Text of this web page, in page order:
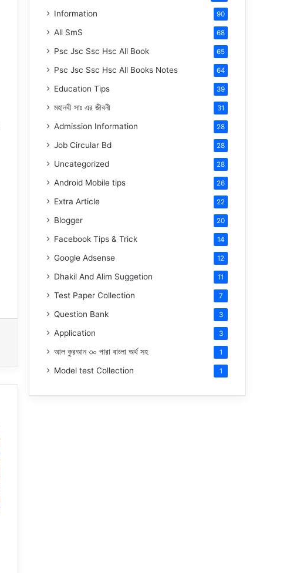
Information 90
All SmS 68
Psc Jsc Ssc Hsc All Book 65
Psc Jsc Ssc Hsc All Books Notes 64
Education Tips 39
মহানবীসাঃ এর জীবনী 31
Admission Information 28
Job Circular Bd 28
Uncategorized 28
Android Mobile tips 26
Extra Article 22
Blogger 20
Facebook Tips & Trick 14
Google Adsense 12
Dhakil And Alim Suggetion 11
Test Paper Collection 7
Question Bank 3
Application 3
আল কুরআন ৩০ পারা বাংলা অর্থ সহ 1
Model test Collection 1